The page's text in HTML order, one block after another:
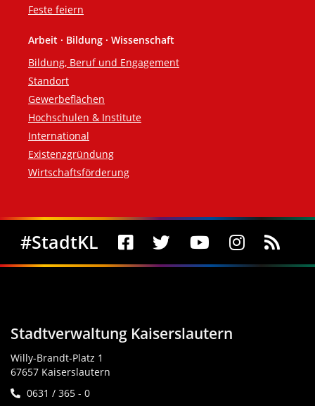
Feste feiern
Arbeit · Bildung · Wissenschaft
Bildung, Beruf und Engagement
Standort
Gewerbeflächen
Hochschulen & Institute
International
Existenzgründung
Wirtschaftsförderung
Social Media
#StadtKL
Stadtverwaltung Kaiserslautern
Willy-Brandt-Platz 1
67657 Kaiserslautern
0631 / 365 - 0